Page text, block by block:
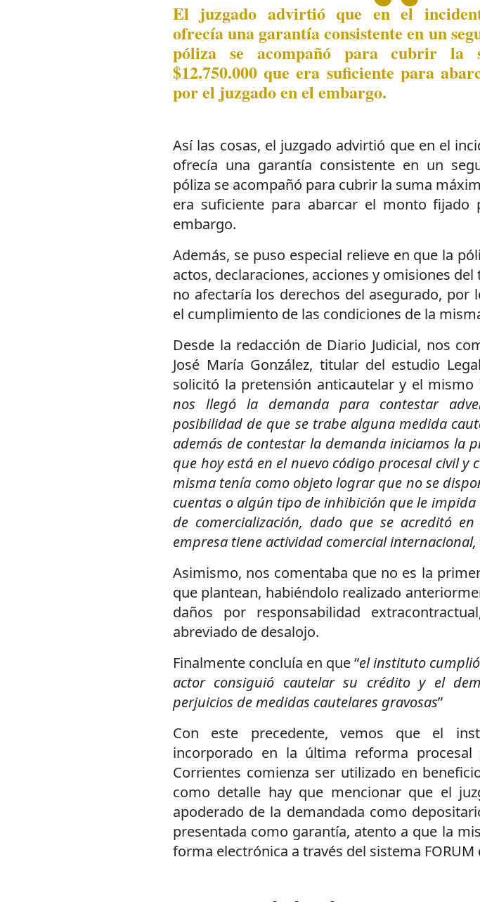
El juzgado advirtió que en el
ofrecía una garantía consistente en un
póliza se acompañó para cubrir la
$12.750.000 que era suficiente para
por el juzgado en el embargo.
Así las cosas, el juzgado advirtió que en el
ofrecía una garantía consistente en un
póliza se acompañó para cubrir la suma
era suficiente para abarcar el monto fijado
embargo.
Además, se puso especial relieve en que la
actos, declaraciones, acciones y omisiones
no afectaría los derechos del asegurado, por
el cumplimiento de las condiciones de la
Desde la redacción de Diario Judicial, nos
José María González, titular del estudio
solicitó la pretensión anticautelar y el mismo
nos llegó la demanda para contestar
posibilidad de que se trabe alguna medida
además de contestar la demanda iniciamos la
que hoy está en el nuevo código procesal civil y
misma tenía como objeto lograr que no se
cuentas o algún tipo de inhibición que le impida
de comercialización, dado que se acreditó
empresa tiene actividad comercial
Asimismo, nos comentaba que no es la
que plantean, habiéndolo realizado
daños por responsabilidad
abreviado de desalojo.
Finalmente concluía en que “el instituto
actor consiguió cautelar su crédito y el
perjuicios de medidas cautelares gravosas”
Con este precedente, vemos que el
incorporado en la última reforma
Corrientes comienza ser utilizado en
como detalle hay que mencionar que el
apoderado de la demandada como
presentada como garantía, atento a que la
forma electrónica a través del sistema FORUM